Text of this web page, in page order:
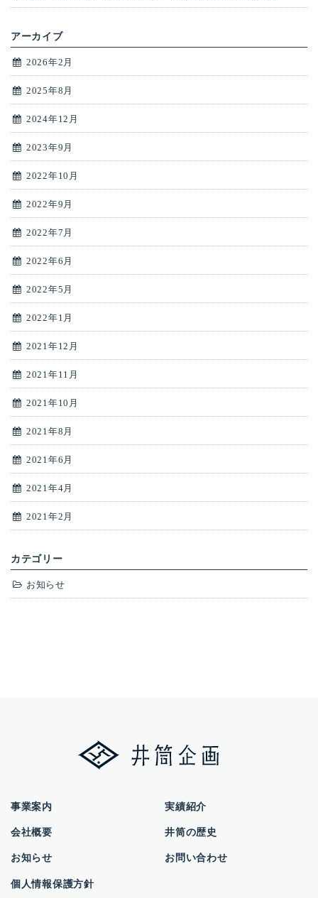
アーカイブ
2026年2月
2025年8月
2024年12月
2023年9月
2022年10月
2022年9月
2022年7月
2022年6月
2022年5月
2022年1月
2021年12月
2021年11月
2021年10月
2021年8月
2021年6月
2021年4月
2021年2月
カテゴリー
お知らせ
事業案内 実績紹介
会社概要 井筒の歴史
お知らせ お問い合わせ
個人情報保護方針